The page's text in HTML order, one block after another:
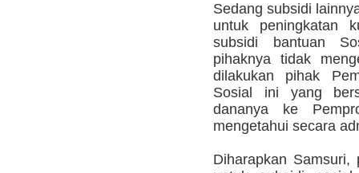
Sedang subsidi
untuk peningkatan
subsidi bantuan
pihaknya tidak
dilakukan pihak
Sosial ini yang
dananya ke
mengetahui secara
Diharapkan